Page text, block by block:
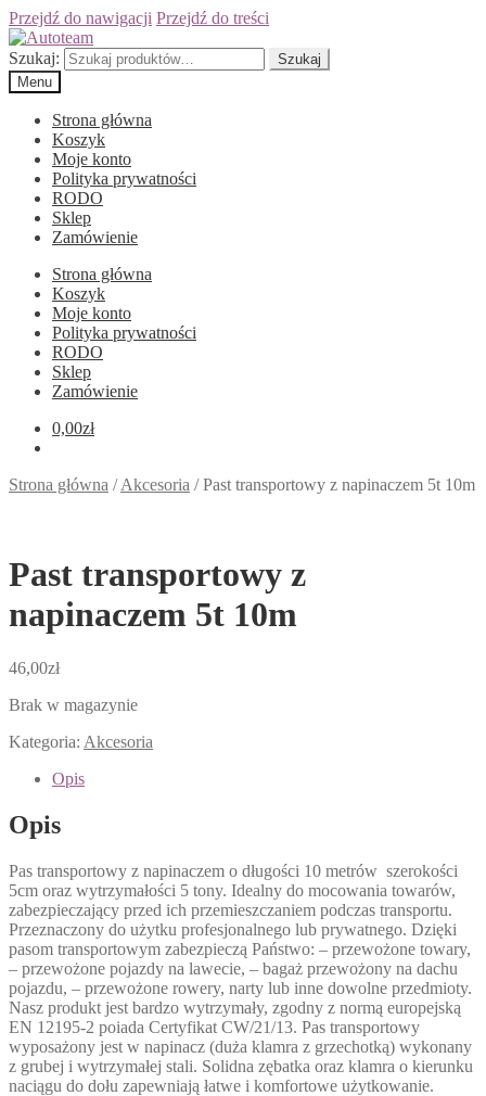
Przejdź do nawigacji Przejdź do treści
Szukaj:
Szukaj
Menu
Strona główna
Koszyk
Moje konto
Polityka prywatności
RODO
Sklep
Zamówienie
Strona główna
Koszyk
Moje konto
Polityka prywatności
RODO
Sklep
Zamówienie
0,00zł
Strona główna /Akcesoria /Past transportowy z napinaczem 5t 10m
Past transportowy z
napinaczem 5t 10m
46,00zł
Brak w magazynie
Kategoria: Akcesoria
Opis
Opis
Pas transportowy z napinaczem o długości 10 metrów szerokości
5cm oraz wytrzymałości 5 tony. Idealny do mocowania towarów,
zabezpieczający przed ich przemieszczaniem podczas transportu.
Przeznaczony do użytku profesjonalnego lub prywatnego. Dzięki
pasom transportowym zabezpieczą Państwo: – przewożone towary,
– przewożone pojazdy na lawecie, – bagaż przewożony na dachu
pojazdu, – przewożone rowery, narty lub inne dowolne przedmioty.
Nasz produkt jest bardzo wytrzymały, zgodny z normą europejską
EN 12195-2 poiada Certyfikat CW/21/13. Pas transportowy
wyposażony jest w napinacz (duża klamra z grzechotką) wykonany
z grubej i wytrzymałej stali. Solidna zębatka oraz klamra o kierunku
naciągu do dołu zapewniają łatwe i komfortowe użytkowanie.